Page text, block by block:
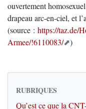
ouvertement
drapeau arc-en-ciel, et
(source : https://taz.de/
Armee/!6110083/
)
RUBRIQUES
Qu’est ce que la